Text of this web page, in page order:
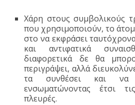
Χάρη στους συμβολικούς
που χρησιμοποιούν, το
στο να εκφράσει
και αντιφατικά
διαφορετικά δε θα
περιγράψει, αλλά
τα συνθέσει και να
ενσωματώνοντας έτσι
πλευρές.